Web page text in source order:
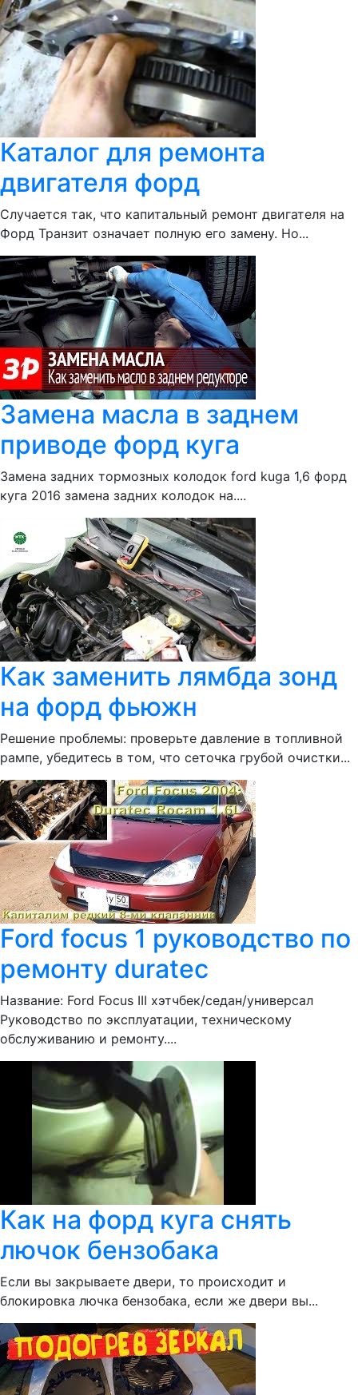
Каталог для ремонта
двигателя форд
Случается так, что капитальный ремонт двигателя на
Форд Транзит означает полную его замену. Но...
Замена масла в заднем
приводе форд куга
Замена задних тормозных колодок ford kuga 1,6 форд
куга 2016 замена задних колодок на....
Как заменить лямбда зонд
на форд фьюжн
Решение проблемы: проверьте давление в топливной
рампе, убедитесь в том, что сеточка грубой очистки...
Ford focus 1 руководство по
ремонту duratec
Название: Ford Focus III хэтчбек/седан/универсал
Руководство по эксплуатации, техническому
обслуживанию и ремонту....
Как на форд куга снять
лючок бензобака
Если вы закрываете двери, то происходит и
блокировка лючка бензобака, если же двери вы...